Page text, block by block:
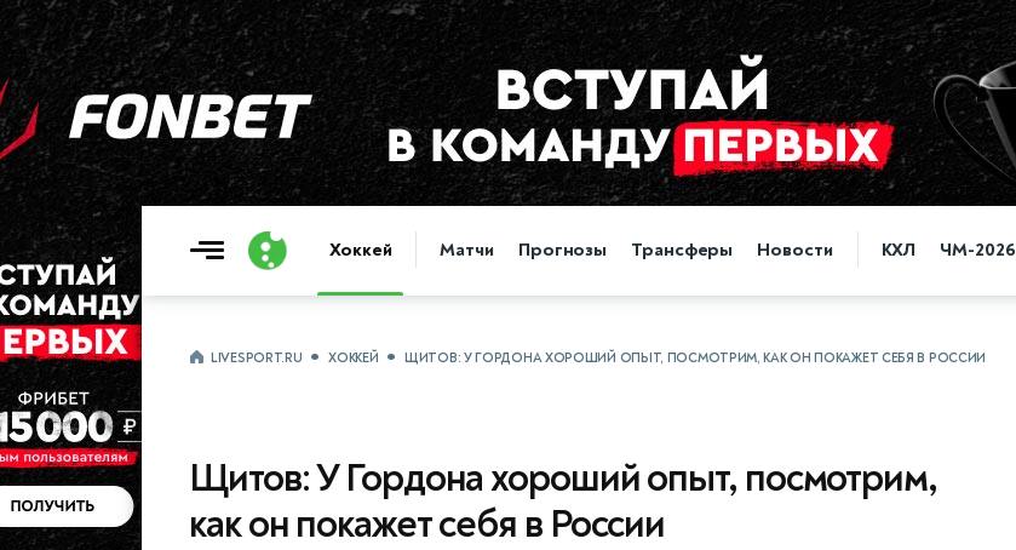
Хоккей Матчи Прогнозы Трансферы Новости КХЛ ЧМ-2026
LIVESPORT.RU ХОККЕЙ ЩИТОВ: У ГОРДОНА ХОРОШИЙ ОПЫТ, ПОСМОТРИМ, КАК ОН ПОКАЖЕТ СЕБЯ В РОССИИ
Щитов: У Гордона хороший опыт, посмотрим,
как он покажет себя в России